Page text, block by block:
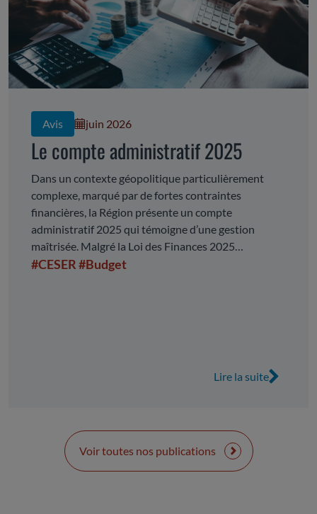
Avis juin 2026
Le compte administratif 2025
Dans un contexte géopolitique particulièrement
complexe, marqué par de fortes contraintes
financières, la Région présente un compte
administratif 2025 qui témoigne d’une gestion
maîtrisée. Malgré la Loi des Finances 2025
complexifiant l’exercice de programmation
de compétences, les modifications comptables et les
fine une stabilité relative, voire une légère érosion.
La dépendance aux ressources nationales et la perte
partielle d’autonomie fiscale rendent les finances
#CESER#Budget
Lire la suite
Voir toutes nos publications